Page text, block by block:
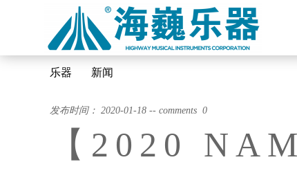
乐器 新闻
发布时间： 2020-01-18 -- comments 0
【2020